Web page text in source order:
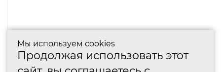
Мы используем cookies
Продолжая использовать этот